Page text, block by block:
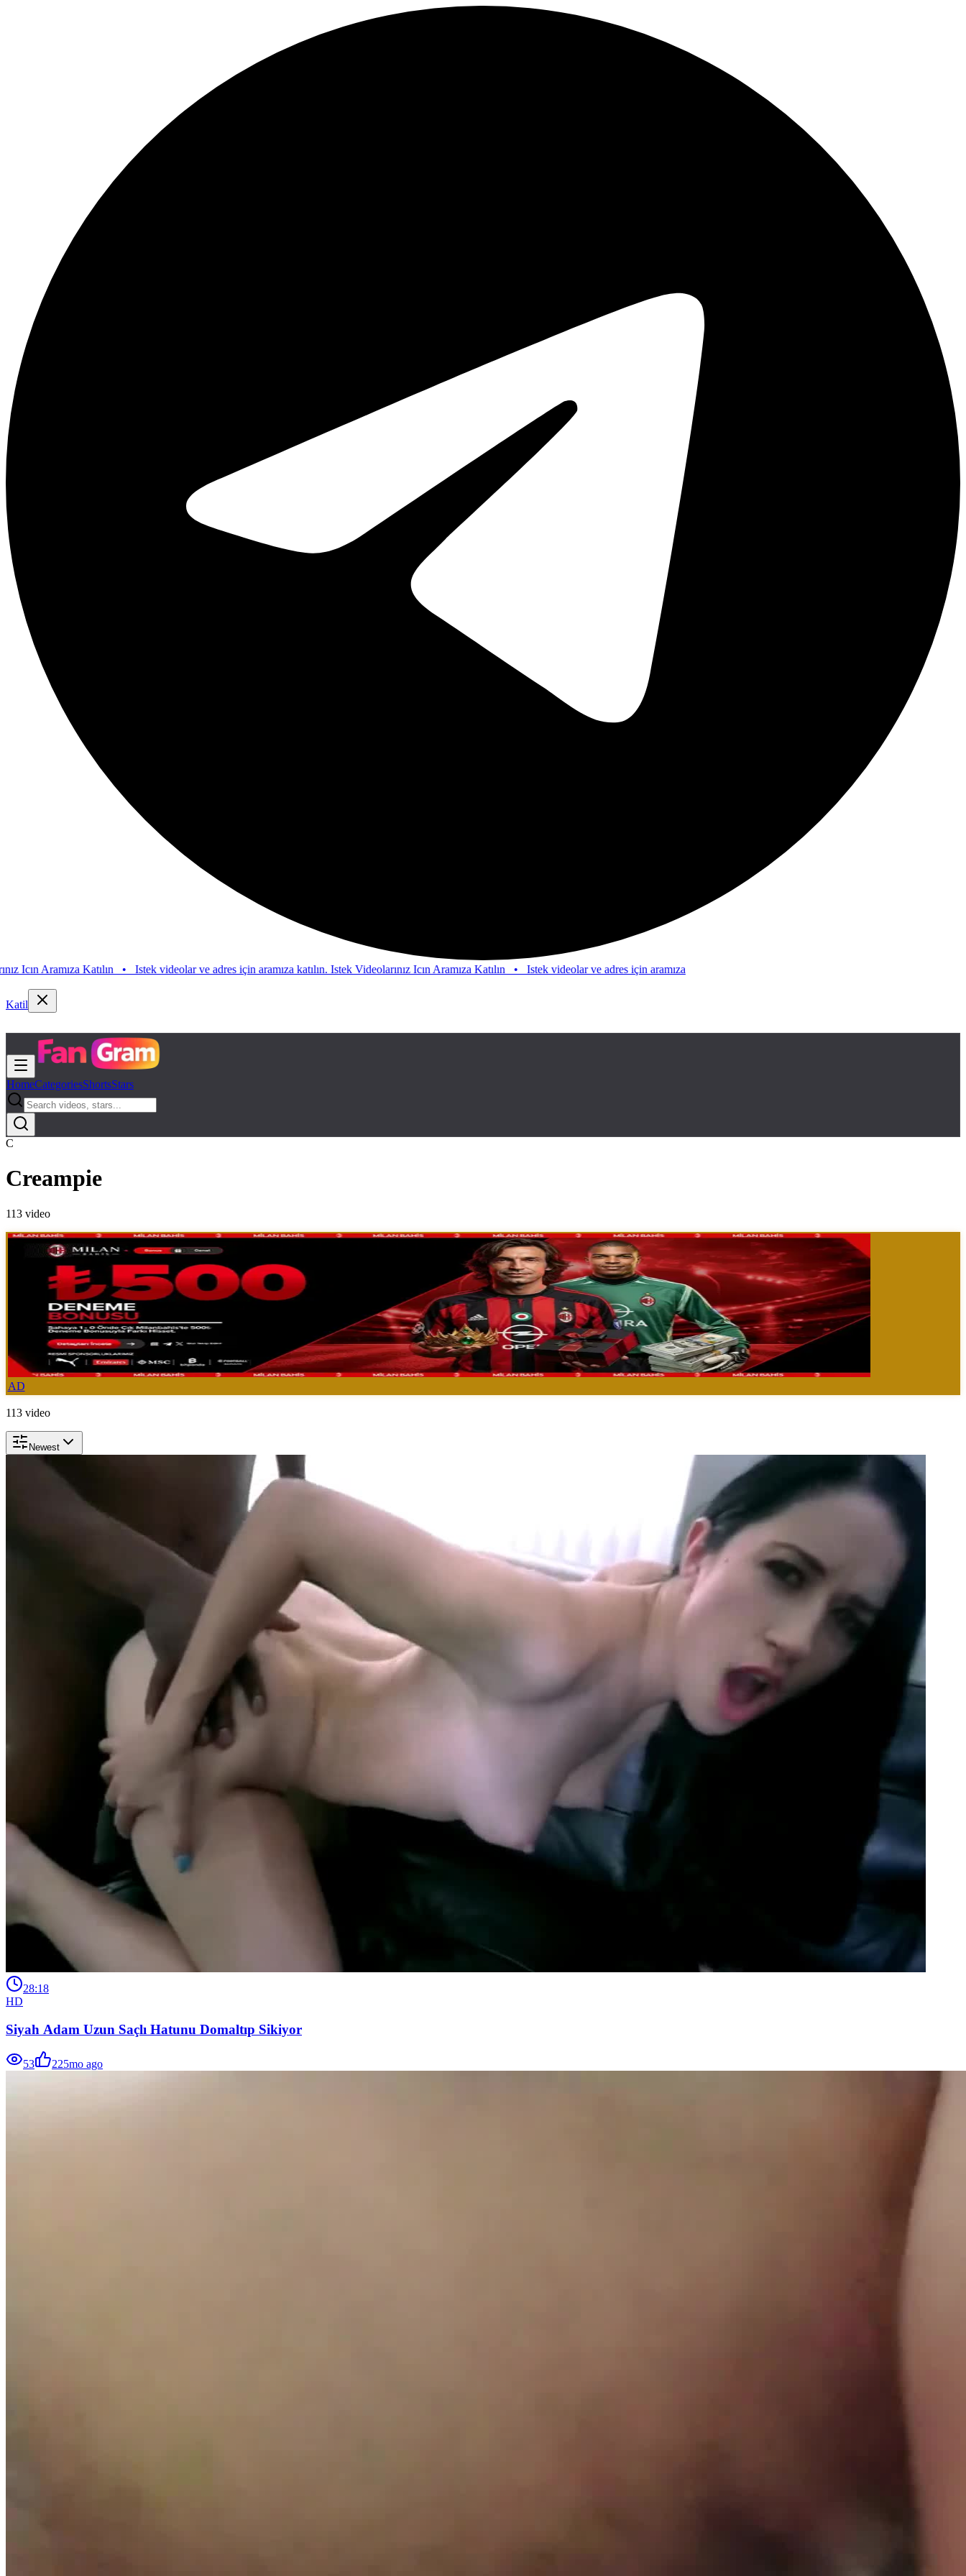
Katılın•Istek videolar ve adres için aramıza katılın. Istek Videolarınız Icın Aramıza Katılın•Istek videolar ve adres için aramıza
Katil
HomeCategoriesShortsStars
C
Creampie
113 video
AD
113 video
Newest
28:18
HD
Siyah Adam Uzun Saçlı Hatunu Domaltıp Sikiyor
53 225mo ago